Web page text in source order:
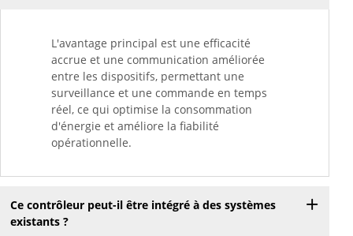
L'avantage principal est une efficacité
accrue et une communication améliorée
entre les dispositifs, permettant une
surveillance et une commande en temps
réel, ce qui optimise la consommation
d'énergie et améliore la fiabilité
opérationnelle.
Ce contrôleur peut-il être intégré à des systèmes
existants ?